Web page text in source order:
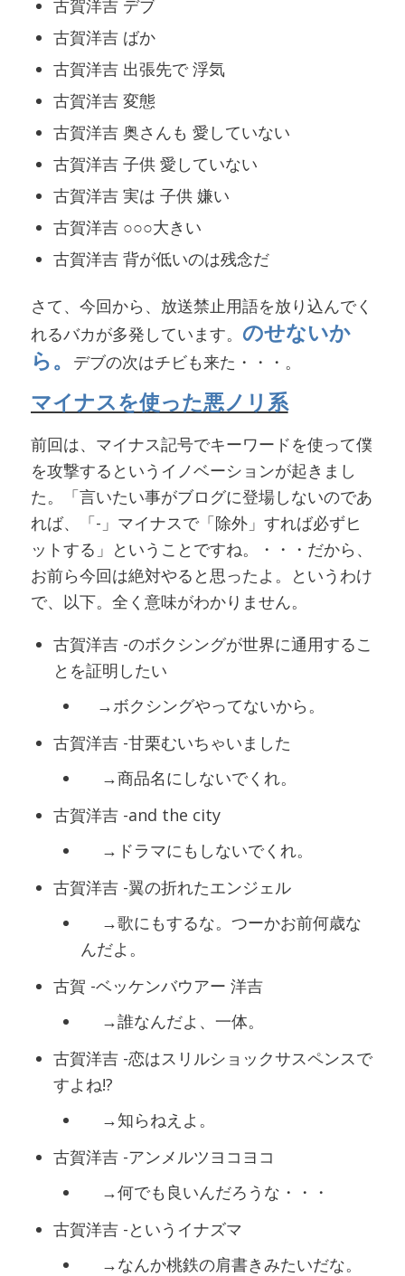
古賀洋吉 デブ
古賀洋吉 ばか
古賀洋吉 出張先で 浮気
古賀洋吉 変態
古賀洋吉 奥さんも 愛していない
古賀洋吉 子供 愛していない
古賀洋吉 実は 子供 嫌い
古賀洋吉 ○○○大きい
古賀洋吉 背が低いのは残念だ
さて、今回から、放送禁止用語を放り込んでく
れるバカが多発しています。 のせないか
ら。
デブの次はチビも来た・・・。
マイナスを使った悪ノリ系
前回は、マイナス記号でキーワードを使って僕
を攻撃するというイノベーションが起きまし
た。「言いたい事がブログに登場しないのであ
れば、「-」マイナスで「除外」すれば必ずヒ
ットする」ということですね。・・・だから、
お前ら今回は絶対やると思ったよ。というわけ
で、以下。全く意味がわかりません。
古賀洋吉 -のボクシングが世界に通用するこ
とを証明したい
→ボクシングやってないから。
古賀洋吉 -甘栗むいちゃいました
→商品名にしないでくれ。
古賀洋吉 -and the city
→ドラマにもしないでくれ。
古賀洋吉 -翼の折れたエンジェル
→歌にもするな。つーかお前何歳な
んだよ。
古賀 -ベッケンバウアー 洋吉
→誰なんだよ、一体。
古賀洋吉 -恋はスリルショックサスペンスで
すよね!?
→知らねえよ。
古賀洋吉 -アンメルツヨコヨコ
→何でも良いんだろうな・・・
古賀洋吉 -というイナズマ
→なんか桃鉄の肩書きみたいだな。